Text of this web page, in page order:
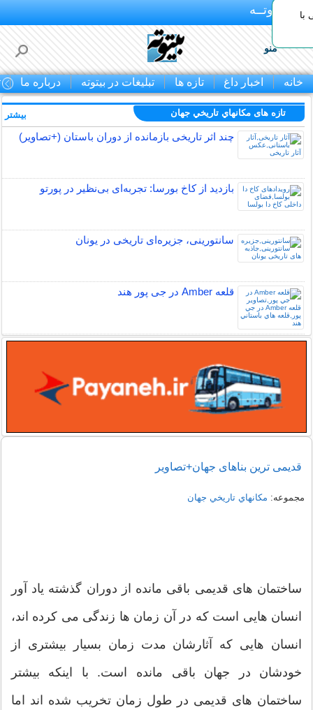
بـیتوتــه
منو
خانه اخبار داغ تازه ها تبلیغات در بیتوته درباره ما
با
تازه های مكانهاي تاريخي جهان
چند اثر تاریخی بازمانده از دوران باستان (+تصاویر)
بازدید از کاخ بورسا: تجربه‌ای بی‌نظیر در پورتو
سانتورینی، جزیره‌ای تاریخی در یونان
قلعه Amber در جی پور هند
بیشتر
قدیمی ترین بناهای جهان+تصاویر
مجموعه: مكانهاي تاريخي جهان
ساختمان های قدیمی باقی مانده از دوران گذشته یاد آور
انسان هایی است که در آن زمان ها زندگی می کرده اند،
انسان هایی که آثارشان مدت زمان بسیار بیشتری از
خودشان در جهان باقی مانده است. با اینکه بیشتر
ساختمان های قدیمی در طول زمان تخریب شده اند اما